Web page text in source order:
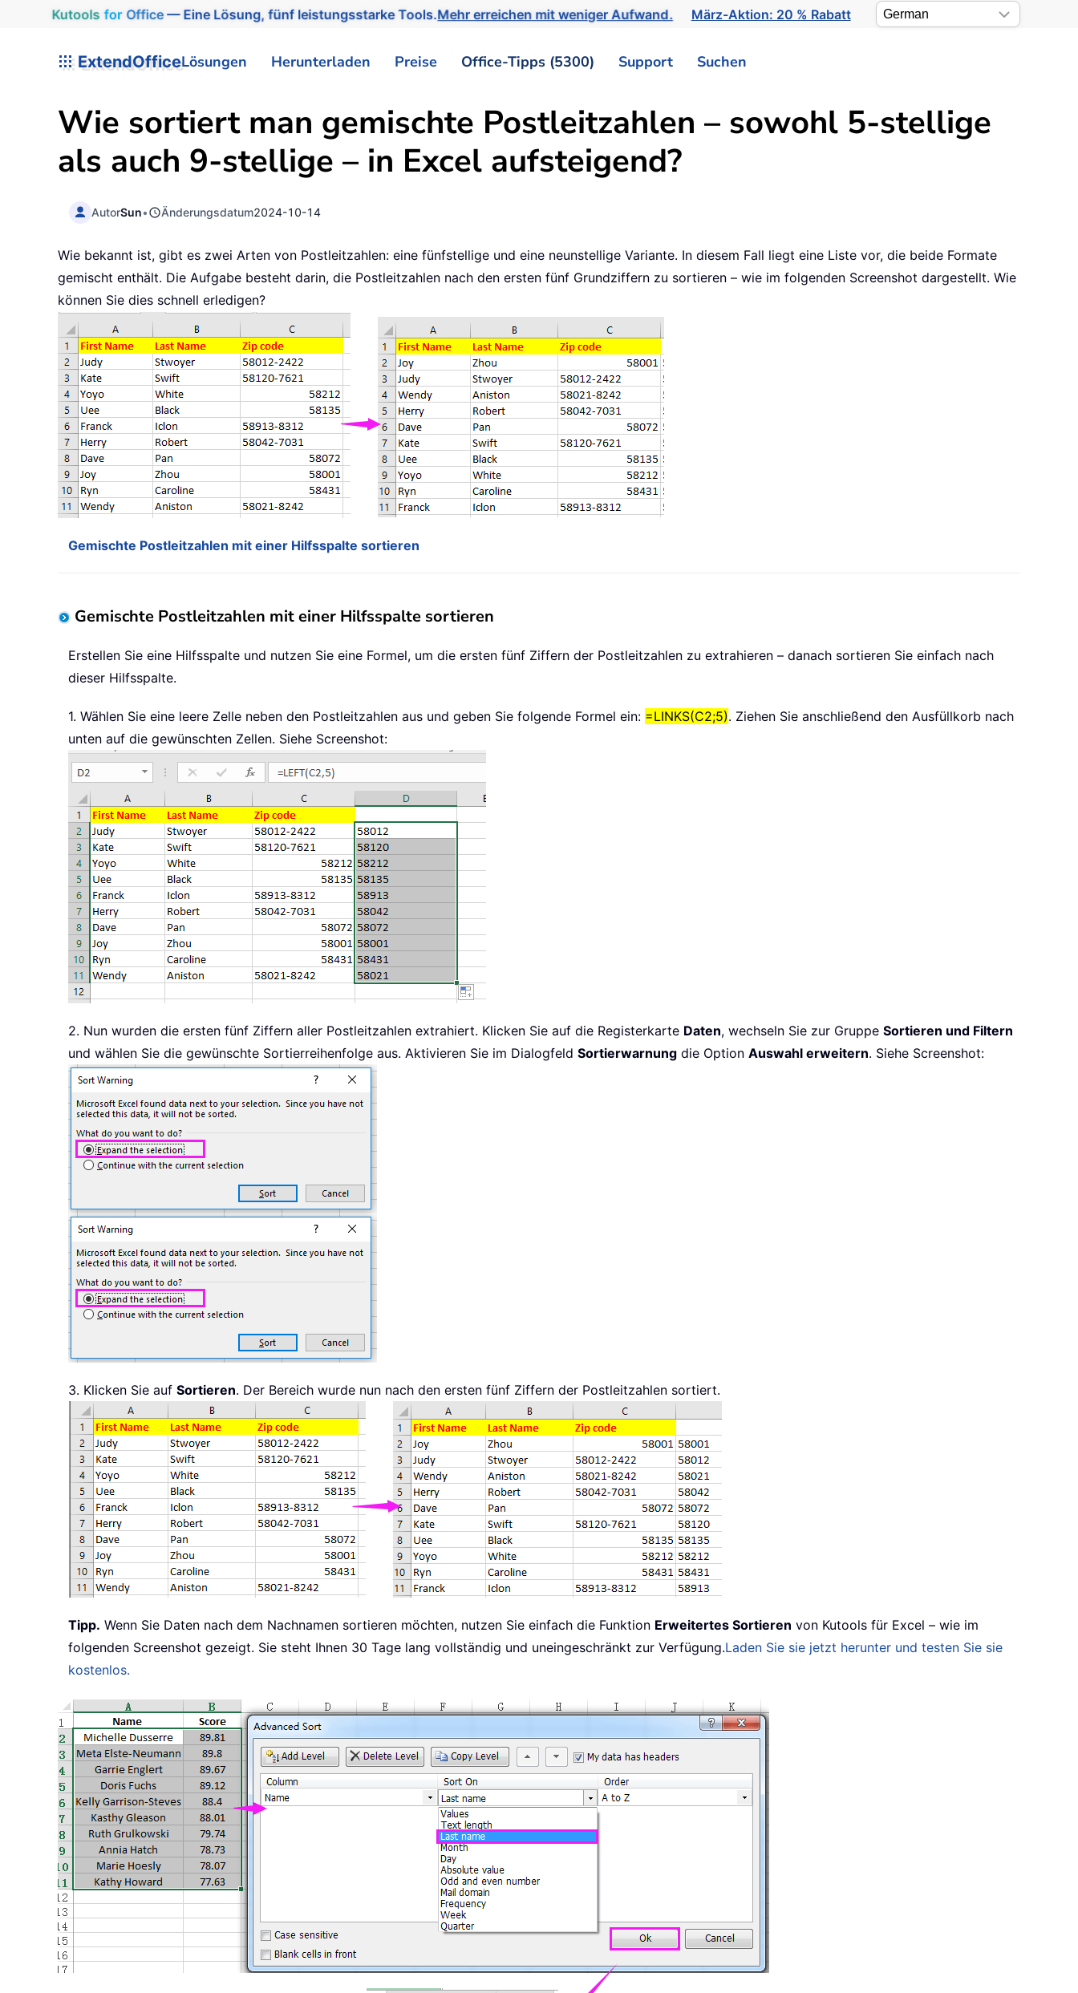
Kutools for Office— Eine Lösung, fünf leistungsstarke Tools.Mehr erreichen mit weniger Aufwand. März-Aktion: 20 % Rabatt
ExtendOfficeLösungen Herunterladen Preise Office-Tipps (5300) Support Suchen
Wie sortiert man gemischte Postleitzahlen – sowohl 5-stellige
als auch 9-stellige – in Excel aufsteigend?
AutorSun• Änderungsdatum2024-10-14
Wie bekannt ist, gibt es zwei Arten von Postleitzahlen: eine fünfstellige und eine neunstellige Variante. In diesem Fall liegt eine Liste vor, die beide Formate
gemischt enthält. Die Aufgabe besteht darin, die Postleitzahlen nach den ersten fünf Grundziffern zu sortieren – wie im folgenden Screenshot dargestellt. Wie
können Sie dies schnell erledigen?
Gemischte Postleitzahlen mit einer Hilfsspalte sortieren
Gemischte Postleitzahlen mit einer Hilfsspalte sortieren
Erstellen Sie eine Hilfsspalte und nutzen Sie eine Formel, um die ersten fünf Ziffern der Postleitzahlen zu extrahieren – danach sortieren Sie einfach nach
dieser Hilfsspalte.
1. Wählen Sie eine leere Zelle neben den Postleitzahlen aus und geben Sie folgende Formel ein: =LINKS(C2;5). Ziehen Sie anschließend den Ausfüllkorb nach
unten auf die gewünschten Zellen. Siehe Screenshot:
2. Nun wurden die ersten fünf Ziffern aller Postleitzahlen extrahiert. Klicken Sie auf die Registerkarte Daten, wechseln Sie zur Gruppe Sortieren und Filtern
und wählen Sie die gewünschte Sortierreihenfolge aus. Aktivieren Sie im Dialogfeld Sortierwarnung die Option Auswahl erweitern. Siehe Screenshot:
3. Klicken Sie auf Sortieren. Der Bereich wurde nun nach den ersten fünf Ziffern der Postleitzahlen sortiert.
Tipp. Wenn Sie Daten nach dem Nachnamen sortieren möchten, nutzen Sie einfach die Funktion Erweitertes Sortieren von Kutools für Excel – wie im
folgenden Screenshot gezeigt. Sie steht Ihnen 30 Tage lang vollständig und uneingeschränkt zur Verfügung.Laden Sie sie jetzt herunter und testen Sie sie
kostenlos.